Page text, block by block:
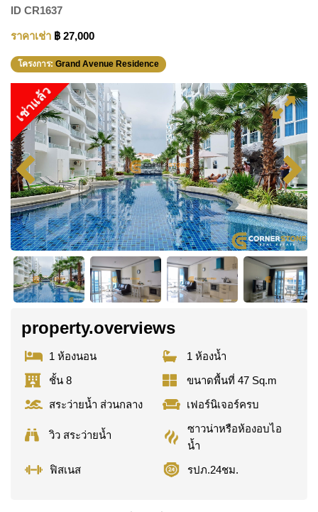
ID CR1637
ราคาเช่า ฿ 27,000
โครงการ: Grand Avenue Residence
เช่าแล้ว
property.overviews
1 ห้องนอน
1 ห้องน้ำ
ชั้น 8
ขนาดพื้นที่ 47 Sq.m
สระว่ายน้ำ ส่วนกลาง
เฟอร์นิเจอร์ครบ
วิว สระว่ายน้ำ
ซาวน่าหรือห้องอบไอ
น้ำ
ฟิสเนส
รปภ.24ชม.